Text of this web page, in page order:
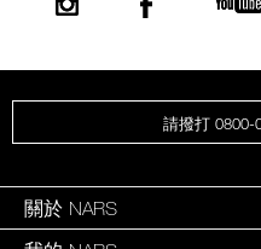
請撥打 0800-
關於 NARS